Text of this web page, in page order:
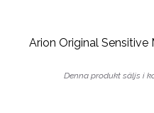
Arion Original Sensitive
Denna produkt säljs i